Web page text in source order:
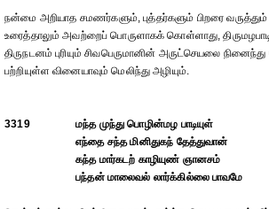
நன்மை அறியாத சமணர்களும், புத்தர்களும் பிறரை
உரைத்தாலும் அவற்றைப் பொருளாகக் கொள்ளாது,
திருநடனம் புரியும் சிவபெருமானின் அருட்செயலை
பற்றியுள்ள வினையாவும் மெலிந்து அழியும்.
3319
மந்த முந்து பொழின்மழ பாடியுள்
எந்தை சந்த மினிதுகந் தேத்துவான்
கந்த மார்கடற் காழியுண் ஞானசம்
பந்தன் மாலைவல் லார்க்கில்லை பாவமே